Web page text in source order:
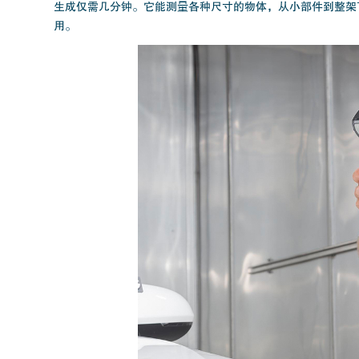
生成仅需几分钟。它能测量各种尺寸的物体，从小部件到整
用。